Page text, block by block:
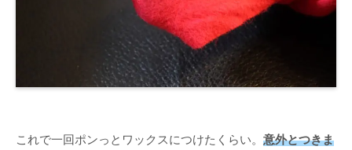
これで一回ポンっとワックスにつけたくらい。 意外とつきま